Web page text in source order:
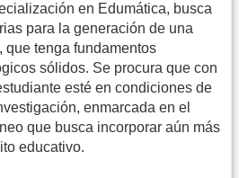
en Edumática, busca
para la generación de una
que tenga fundamentos
sólidos. Se procura que con
esté en condiciones de
enmarcada en el
que busca incorporar aún más
educativo.